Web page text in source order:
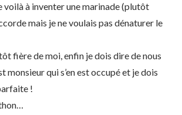
voilà à inventer une marinade (plutôt
mais je ne voulais pas dénaturer le
fière de moi, enfin je dois dire de nous
monsieur qui s’en est occupé et je dois
!